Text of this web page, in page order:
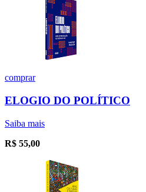
comprar
ELOGIO DO POLÍTICO
Saiba mais
R$ 55,00